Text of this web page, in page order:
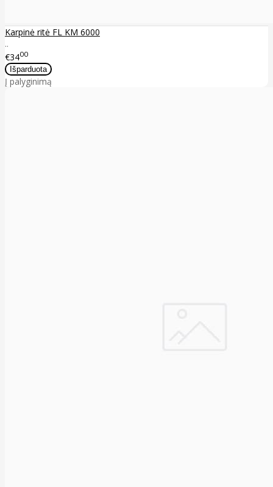
Karpinė ritė FL KM 6000
..
€3400
Į palyginimą